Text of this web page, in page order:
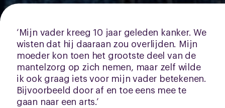
‘Mijn vader kreeg 10 jaar geleden kanker. We
wisten dat hij daaraan zou overlijden. Mijn
moeder kon toen het grootste deel van de
mantelzorg op zich nemen, maar zelf wilde
ik ook graag iets voor mijn vader betekenen.
Bijvoorbeeld door af en toe eens mee te
gaan naar een arts.’